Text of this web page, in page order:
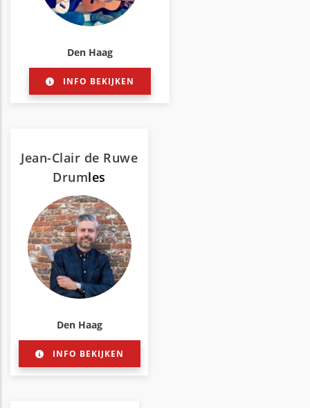
Den Haag
INFO BEKIJKEN
Jean-Clair de Ruwe
Drumles
Den Haag
INFO BEKIJKEN